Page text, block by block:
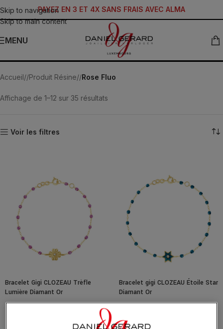
Skip to navigation
Skip to main content
PAYEZ EN 3 ET 4X SANS FRAIS AVEC ALMA
MENU Rose Fluo
Accueil/ Produit Résine/ Rose Fluo
Affichage de 1–12 sur 35 résultats
Voir les filtres
Bracelet Gigi CLOZEAU Trèfle
Lumière Diamant Or
Bracelet gigi CLOZEAU Étoile Star
Diamant Or